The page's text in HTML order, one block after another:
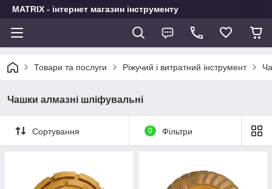
MATRIX - інтернет магазин інструменту
Товари та послуги Ріжучий і витратний інструмент
Чашки алмазні шліфувальні
Сортування 0 Фільтри